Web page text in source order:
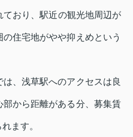
おり、駅近の観光地周辺が
住宅地がやや抑えめという
、浅草駅へのアクセスは良
から距離がある分、募集賃
ます。